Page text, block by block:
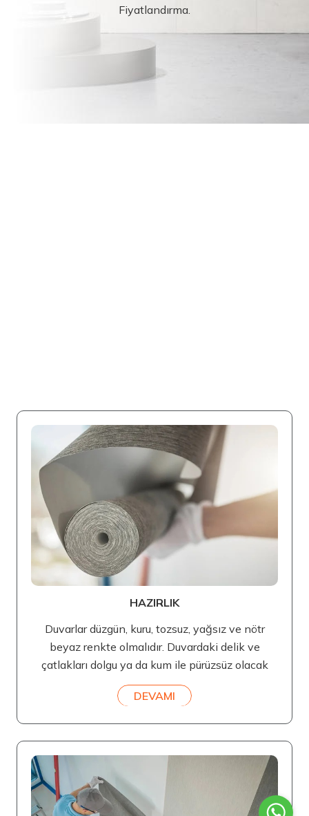
Fiyatlandırma.
HAZIRLIK
Duvarlar düzgün, kuru, tozsuz, yağsız ve nötr
beyaz renkte olmalıdır. Duvardaki delik ve
çatlakları dolgu ya da kum ile pürüzsüz olacak
DEVAMI